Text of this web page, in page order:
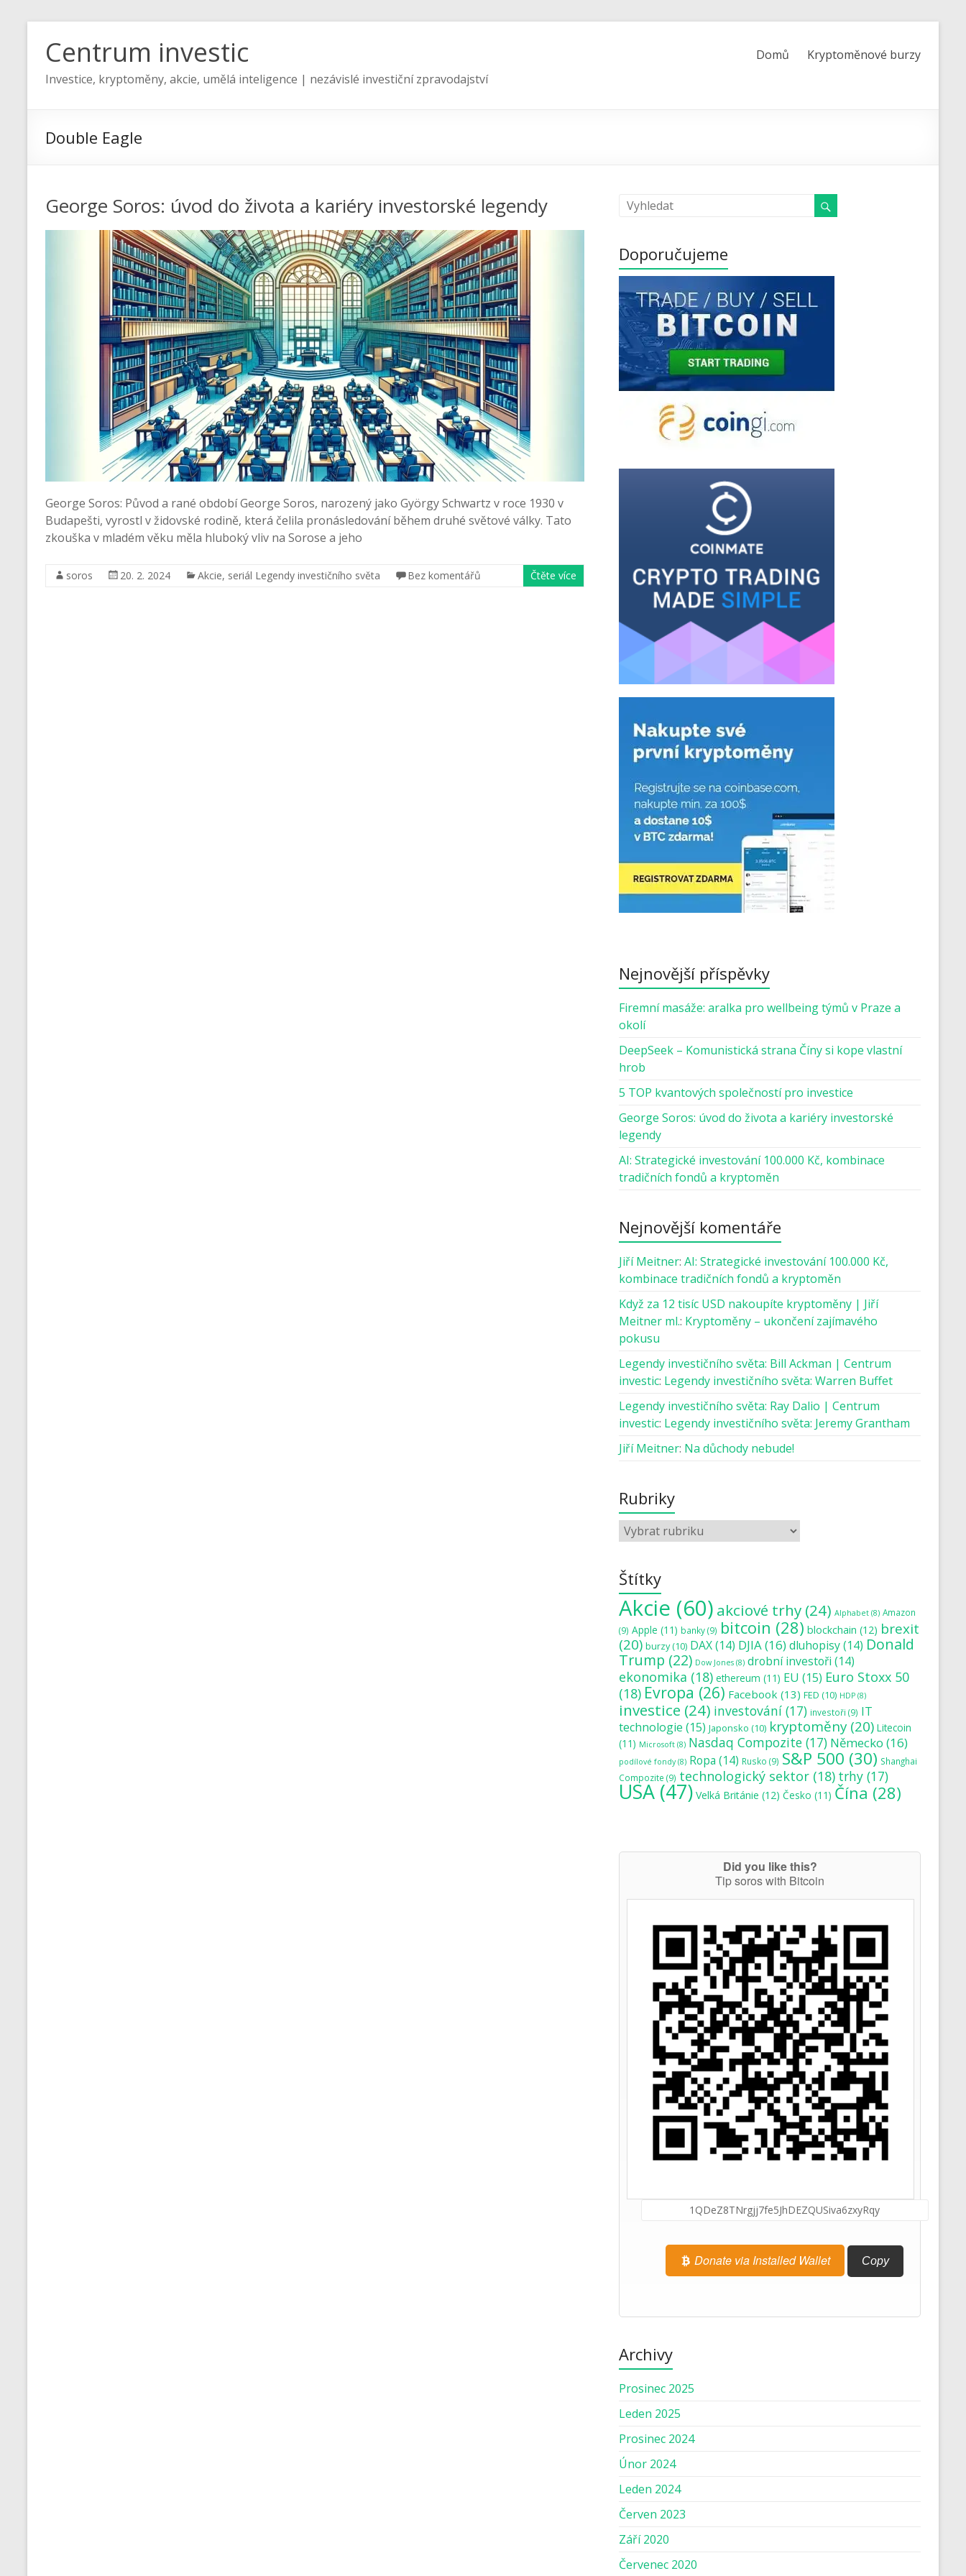
Centrum investic
Investice, kryptoměny, akcie, umělá inteligence | nezávislé investiční zpravodajství
Domů Kryptoměnové burzy
Double Eagle
George Soros: úvod do života a kariéry investorské legendy
George Soros: Původ a rané období George Soros, narozený jako György Schwartz v roce 1930 v
Budapešti, vyrostl v židovské rodině, která čelila pronásledování během druhé světové války. Tato
zkouška v mladém věku měla hluboký vliv na Sorose a jeho
soros 20. 2. 2024 Akcie, seriál Legendy investičního světa Bez komentářů Čtěte více
Doporučujeme
Nejnovější příspěvky
Firemní masáže: aralka pro wellbeing týmů v Praze a
okolí
DeepSeek – Komunistická strana Číny si kope vlastní
hrob
5 TOP kvantových společností pro investice
George Soros: úvod do života a kariéry investorské
legendy
AI: Strategické investování 100.000 Kč, kombinace
tradičních fondů a kryptoměn
Nejnovější komentáře
Jiří Meitner: AI: Strategické investování 100.000 Kč,
kombinace tradičních fondů a kryptoměn
Když za 12 tisíc USD nakoupíte kryptoměny | Jiří
Meitner ml.: Kryptoměny – ukončení zajímavého
pokusu
Legendy investičního světa: Bill Ackman | Centrum
investic: Legendy investičního světa: Warren Buffet
Legendy investičního světa: Ray Dalio | Centrum
investic: Legendy investičního světa: Jeremy Grantham
Jiří Meitner: Na důchody nebude!
Rubriky
Štítky
Akcie (60) akciové trhy (24) Alphabet (8) Amazon
(9) Apple (11) banky(9) bitcoin (28) blockchain (12) brexit
(20) burzy(10) DAX(14) DJIA(16)dluhopisy(14) Donald
Trump (22) Dow Jones (8) drobní investoři (14)
ekonomika (18) ethereum (11) EU (15) Euro Stoxx 50
(18) Evropa (26) Facebook (13) FED (10) HDP (8)
investice (24) investování (17) investoři (9) IT
technologie (15) Japonsko (10) kryptoměny(20) Litecoin
(11) Microsoft (8) Nasdaq Compozite (17) Německo (16)
podílové fondy(8) Ropa (14) Rusko (9) S&P 500 (30) Shanghai
Compozite (9) technologický sektor (18) trhy (17)
USA (47) Velká Británie (12) Česko (11) Čína (28)
Did you like this?
Tip soros with Bitcoin
Donate via Installed Wallet Copy
Archivy
Prosinec 2025
Leden 2025
Prosinec 2024
Únor 2024
Leden 2024
Červen 2023
Září 2020
Červenec 2020